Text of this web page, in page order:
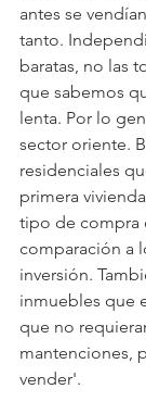
antes se
tanto.
baratas, no las
que sabemos
lenta. Por lo
sector oriente.
residenciales
primera
tipo de compra
comparación a
inversión.
inmuebles que
que no
mantenciones,
vender'.